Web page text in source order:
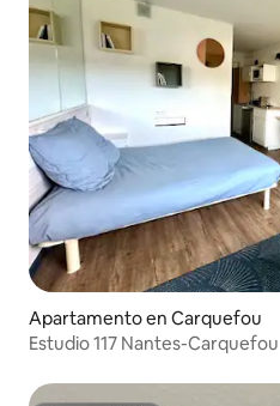
Apartamento en Carquefou
Estudio 117 Nantes-Carquefou